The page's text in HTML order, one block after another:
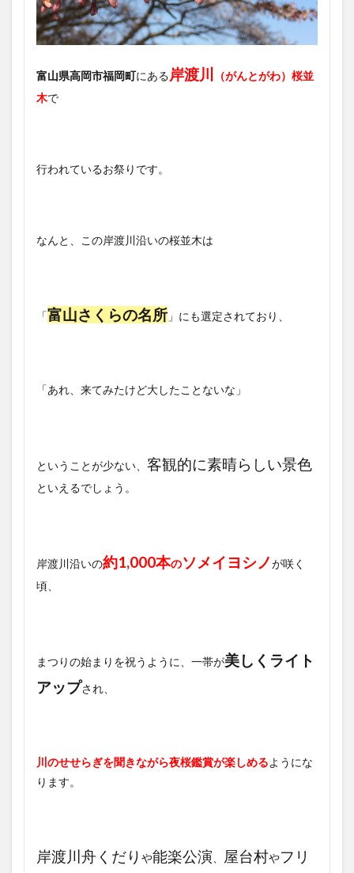
富山県高岡市福岡町にある岸渡川
（がんとがわ）桜並
木で
行われているお祭りです。
なんと、この岸渡川沿いの桜並木は
「富山さくらの名所 」にも選定されており、
「あれ、来てみたけど大したことないな」
ということが少ない、 客観的に素晴らしい景色
といえるでしょう。
岸渡川沿いの約1,000本のソメイヨシノが咲く
頃、
まつりの始まりを祝うように、一帯が美しくライト
アップされ、
川のせせらぎを聞きながら夜桜鑑賞が楽しめるようにな
ります。
岸渡川舟くだり や能楽公演 屋台村やフリ